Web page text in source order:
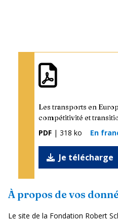
À propos de vos
Le site de la Fondation Robert
Les transports en
compétitivité et
PDF | 318 ko En
Je télécharge